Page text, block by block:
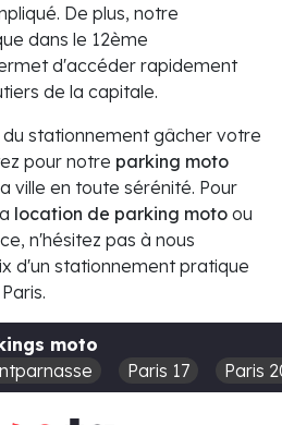
De plus, notre
dans le 12ème
d'accéder rapidement
de la capitale.
du stationnement gâcher votre
pour notre parking moto
ville en toute sérénité. Pour
location de parking moto ou
n'hésitez pas à nous
d'un stationnement pratique
moto
Paris 17 Paris